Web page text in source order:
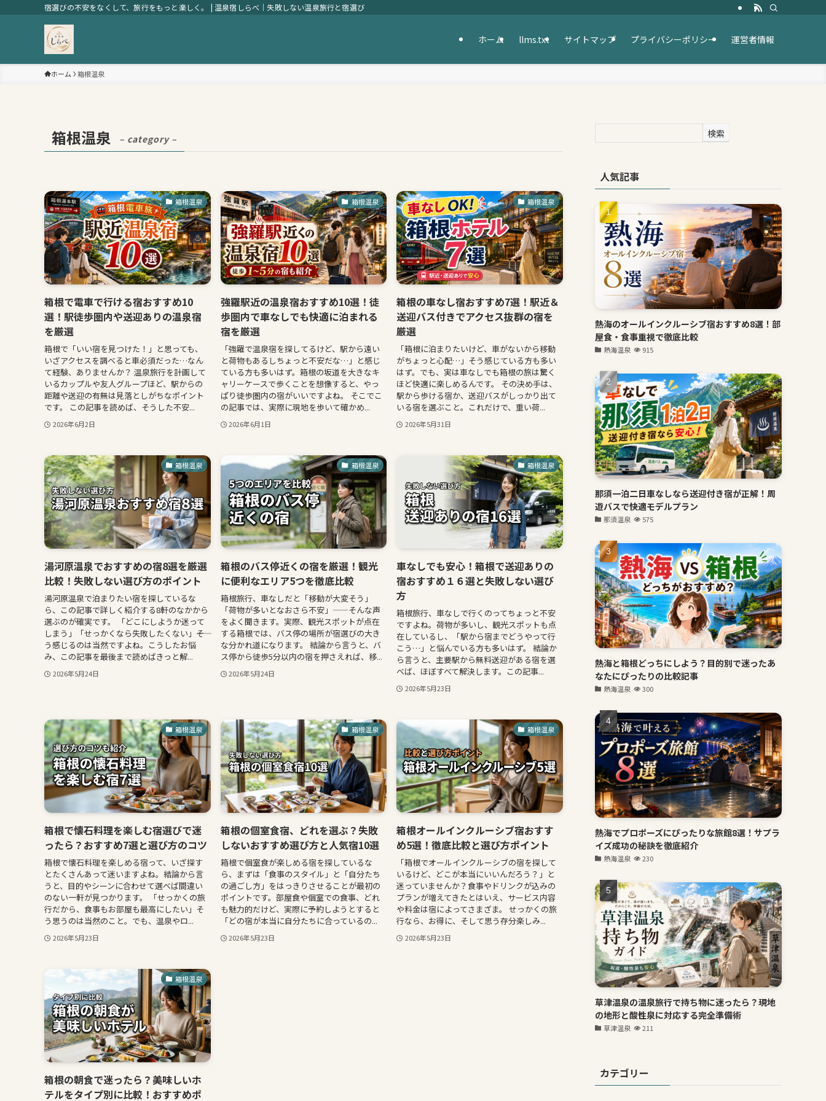
宿選びの不安をなくして、旅行をもっと楽しく。 | 温泉宿しらべ｜失敗しない温泉旅行と宿選び
ホーム llms.txt サイトマップ プライバシーポリシー 運営者情報
ホーム 箱根温泉
箱根温泉 – category –
箱根温泉
箱根で電車で行ける宿おすすめ10
選！駅徒歩圏内や送迎ありの温泉宿
を厳選
箱根で「いい宿を見つけた！」と思っても、
いざアクセスを調べると車必須だった…なん
て経験、ありませんか？ 温泉旅行を計画して
いるカップルや友人グループほど、駅からの
距離や送迎の有無は見落としがちなポイント
です。 この記事を読めば、そうした不安...
2026年6月2日
箱根温泉
強羅駅近の温泉宿おすすめ10選！徒
歩圏内で車なしでも快適に泊まれる
宿を厳選
「強羅で温泉宿を探してるけど、駅から遠い
と荷物もあるしちょっと不安だな…」と感じ
ている方も多いはず。箱根の坂道を大きなキ
ャリーケースで歩くことを想像すると、やっ
ぱり徒歩圏内の宿がいいですよね。 そこでこ
の記事では、実際に現地を歩いて確かめ...
2026年6月1日
箱根温泉
箱根の車なし宿おすすめ7選！駅近＆
送迎バス付きでアクセス抜群の宿を
厳選
「箱根に泊まりたいけど、車がないから移動
がちょっと心配…」そう感じている方も多い
はず。でも、実は車なしでも箱根の旅は驚く
ほど快適に楽しめるんです。 その決め手は、
駅から歩ける宿か、送迎バスがしっかり出て
いる宿を選ぶこと。これだけで、重い荷...
2026年5月31日
箱根温泉
湯河原温泉でおすすめの宿8選を厳選
比較！失敗しない選び方のポイント
湯河原温泉で泊まりたい宿を探しているな
ら、この記事で詳しく紹介する8軒のなかから
選ぶのが確実です。 「どこにしようか迷って
しまう」「せっかくなら失敗したくない」――そ
う感じるのは当然ですよね。こうしたお悩
み、この記事を最後まで読めばきっと解...
2026年5月24日
箱根温泉
箱根のバス停近くの宿を厳選！観光
に便利なエリア5つを徹底比較
箱根旅行、車なしだと「移動が大変そう」
「荷物が多いとなおさら不安」——そんな声
をよく聞きます。実際、観光スポットが点在
する箱根では、バス停の場所が宿選びの大き
な分かれ道になります。 結論から言うと、バ
ス停から徒歩5分以内の宿を押さえれば、移...
2026年5月24日
箱根温泉
車なしでも安心！箱根で送迎ありの
宿おすすめ１６選と失敗しない選び
方
箱根旅行、車なしで行くのってちょっと不安
ですよね。荷物が多いし、観光スポットも点
在しているし、「駅から宿までどうやって行
こう…」と悩んでいる方も多いはず。 結論か
ら言うと、主要駅から無料送迎がある宿を選
べば、ほぼすべて解決します。この記事...
2026年5月23日
箱根温泉
箱根で懐石料理を楽しむ宿選びで迷
ったら？おすすめ7選と選び方のコツ
箱根で懐石料理を楽しめる宿って、いざ探す
とたくさんあって迷いますよね。結論から言
うと、目的やシーンに合わせて選べば間違い
のない一軒が見つかります。 「せっかくの旅
行だから、食事もお部屋も最高にしたい」そ
う思うのは当然のこと。でも、温泉やロ...
2026年5月23日
箱根温泉
箱根の個室食宿、どれを選ぶ？失敗
しないおすすめ選び方と人気宿10選
箱根で個室食が楽しめる宿を探しているな
ら、まずは「食事のスタイル」と「自分たち
の過ごし方」をはっきりさせることが最初の
ポイントです。部屋食や個室での食事、どれ
も魅力的だけど、実際に予約しようとすると
「どの宿が本当に自分たちに合っているの...
2026年5月23日
箱根温泉
箱根オールインクルーシブ宿おすす
め5選！徹底比較と選び方ポイント
「箱根でオールインクルーシブの宿を探して
いるけど、どこが本当にいいんだろう？」と
迷っていませんか？食事やドリンクが込みの
プランが増えてきたとはいえ、サービス内容
や料金は宿によってさまざま。 せっかくの旅
行なら、お得に、そして思う存分楽しみ...
2026年5月23日
箱根温泉
箱根の朝食で迷ったら？美味しいホ
テルをタイプ別に比較！おすすめポ
検索
人気記事
熱海のオールインクルーシブ宿おすすめ8選！部
屋食・食事重視で徹底比較
熱海温泉 915
那須一泊二日車なしなら送迎付き宿が正解！周
遊バスで快適モデルプラン
那須温泉 575
熱海と箱根どっちにしよう？目的別で迷ったあ
なたにぴったりの比較記事
熱海温泉 300
熱海でプロポーズにぴったりな旅館8選！サプラ
イズ成功の秘訣を徹底紹介
熱海温泉 230
草津温泉の温泉旅行で持ち物に迷ったら？現地
の地形と酸性泉に対応する完全準備術
草津温泉 211
カテゴリー